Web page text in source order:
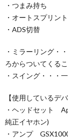
・つまみ持ち
・オートスプリン
・ADS切替
・ミラーリング・
ろからついてくる
・スイング・・・
【使用しているデバ
・ヘッドセット
純正イヤホン)
・アンプ